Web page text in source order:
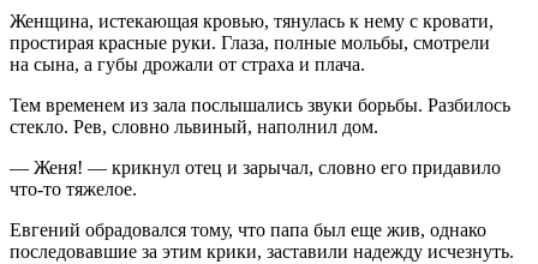
Женщина, истекающая кровью, тянулась к нему с кровати,
простирая красные руки. Глаза, полные мольбы, смотрели
на сына, а губы дрожали от страха и плача.
Тем временем из зала послышались звуки борьбы. Разбилось
стекло. Рев, словно львиный, наполнил дом.
— Женя! — крикнул отец и зарычал, словно его придавило
что-то тяжелое.
Евгений обрадовался тому, что папа был еще жив, однако
последовавшие за этим крики, заставили надежду исчезнуть.